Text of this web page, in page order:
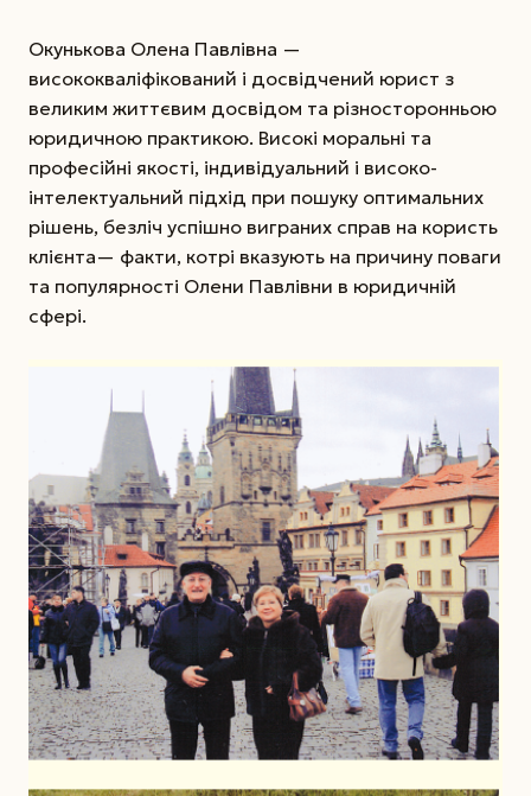
Окунькова Олена Павлівна —
висококваліфікований і досвідчений юрист з
великим життєвим досвідом та різносторонньою
юридичною практикою. Високі моральні та
професійні якості, індивідуальний і ви­со­ко­
інтелектуальний підхід при пошуку оптимальних
рішень, безліч успішно виграних справ на користь
клієнта— факти, котрі вказують на причину поваги
та популярності Олени Павлівни в юридичній
сфері.